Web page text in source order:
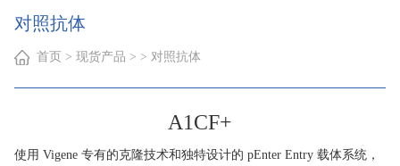
对照抗体
首页> 现货产品 > > 对照抗体
A1CF+
使用 Vigene 专有的克隆技术和独特设计的 pEnter Entry 载体系统，